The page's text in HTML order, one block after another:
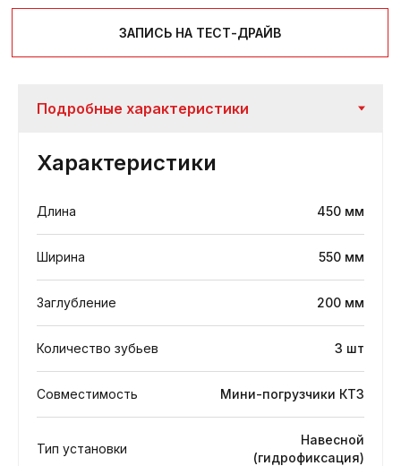
ЗАПИСЬ НА ТЕСТ-ДРАЙВ
Характеристики
Длина 450 мм
Ширина 550 мм
Заглубление 200 мм
Количество зубьев 3 шт
Совместимость Мини-погрузчики КТЗ
Тип установки
Навесной
(гидрофиксация)